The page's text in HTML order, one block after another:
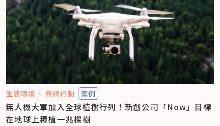
生態環境 氣候行動 案例
無人機大軍加入全球植樹行列！新創公司「Now」目標
在地球上種植一兆棵樹